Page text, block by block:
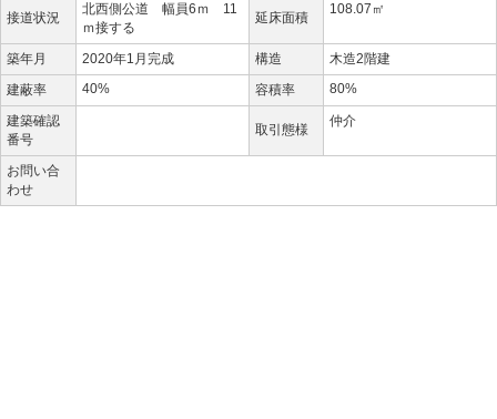
接道状況
北西側公道 幅員6ｍ 11
ｍ接する
延床面積
108.07㎡
築年月 2020年1月完成 構造
木造2階建
建蔽率
40% 容積率 80%
建築確認
番号
取引態様
仲介
お問い合
わせ